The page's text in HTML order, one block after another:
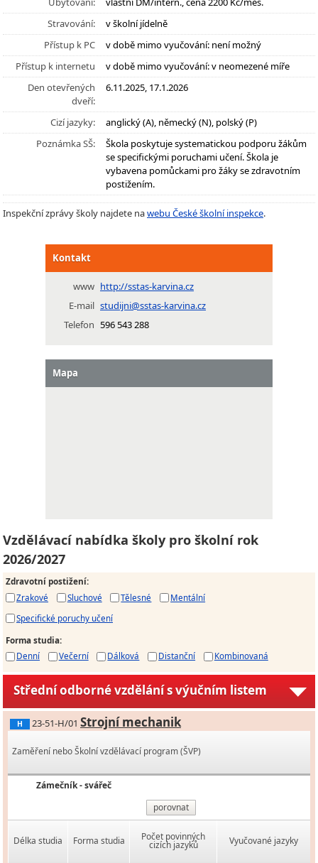
Stravování:
v školní jídelně
Přístup k PC
v době mimo vyučování: není možný
Přístup k internetu
v době mimo vyučování: v neomezené míře
Den otevřených
dveří:
6.11.2025, 17.1.2026
Cizí jazyky:
anglický (A), německý (N), polský (P)
Poznámka SŠ:
Škola poskytuje systematickou podporu žákům
se specifickými poruchami učení. Škola je
vybavena pomůckami pro žáky se zdravotním
postižením.
Inspekční zprávy školy najdete nawebu České školní inspekce.
Kontakt
www http://sstas-karvina.cz
E-mail studijni@sstas-karvina.cz
Telefon 596 543 288
Mapa
Vzdělávací nabídka školy pro školní rok
2026/2027
Zdravotní postižení:
Zrakové
Sluchové Tělesné
Mentální
Specifické poruchy učení
Forma studia:
Denní
Večerní Dálková Distanční Kombinovaná
Střední odborné vzdělání s výučním listem
H 23-51-H/01 Strojní mechanik
Zaměření nebo Školní vzdělávací program (ŠVP)
Zámečník - svářeč
porovnat
Délka studia Forma studia Počet povinných
cizích jazyků Vyučované jazyky